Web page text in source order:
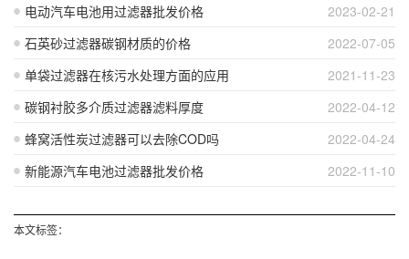
2023-02-21
电动汽车电池用过滤器批发价格
2022-07-05
石英砂过滤器碳钢材质的价格
2021-11-23
单袋过滤器在核污水处理方面的应用
2022-04-12
碳钢衬胶多介质过滤器滤料厚度
2022-04-24
蜂窝活性炭过滤器可以去除COD吗
2022-11-10
新能源汽车电池过滤器批发价格
本文标签：